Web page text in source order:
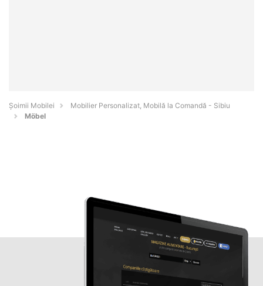
Șoimii Mobilei
Mobilier Personalizat, Mobilă la Comandă - Sibiu
Möbel